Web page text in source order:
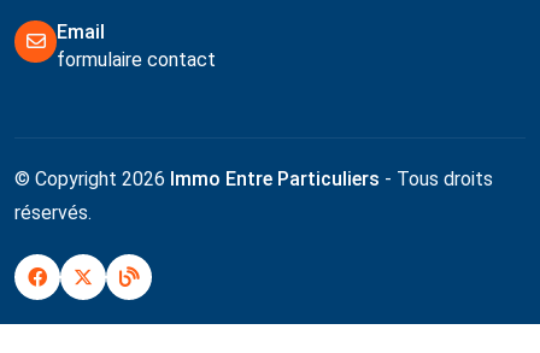
Email
formulaire contact
© Copyright 2026 Immo Entre Particuliers - Tous droits
réservés.